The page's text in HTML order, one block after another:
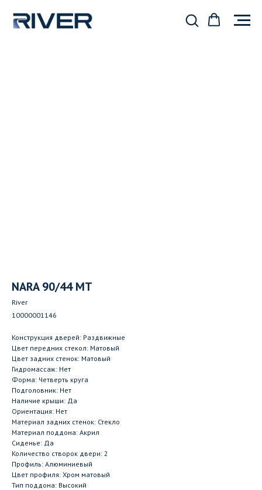
NARA 90/44 MT
River
10000001146
Конструкция дверей: Раздвижные
Цвет передних стекол: Матовый
Цвет задних стенок: Матовый
Гидромассаж: Нет
Форма: Четверть круга
Подголовник: Нет
Наличие крыши: Да
Ориентация: Нет
Материал задних стенок: Стекло
Материал поддона: Акрил
Сиденье: Да
Количество створок двери: 2
Профиль: Алюминиевый
Цвет профиля: Хром матовый
Тип поддона: Высокий